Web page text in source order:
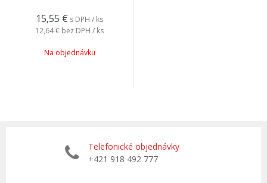
15,55 € s DPH / ks
12,64 € bez DPH / ks
Na objednávku
Telefonické objednávky
+421 918 492 777